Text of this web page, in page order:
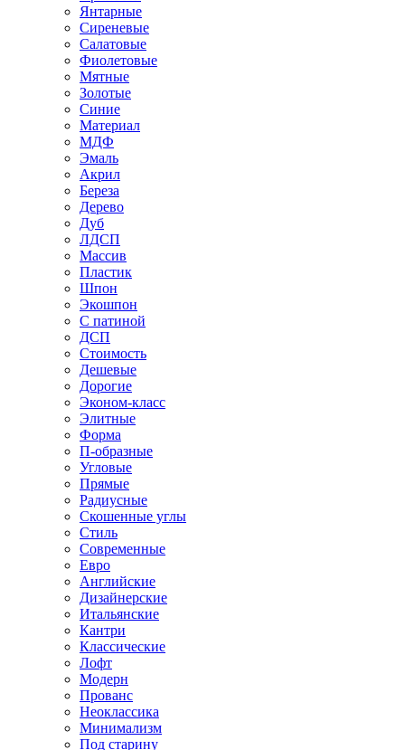
Янтарные
Сиреневые
Салатовые
Фиолетовые
Мятные
Золотые
Синие
Материал
МДФ
Эмаль
Акрил
Береза
Дерево
Дуб
ЛДСП
Массив
Пластик
Шпон
Экошпон
С патиной
ДСП
Стоимость
Дешевые
Дорогие
Эконом-класс
Элитные
Форма
П-образные
Угловые
Прямые
Радиусные
Скошенные углы
Стиль
Современные
Евро
Английские
Дизайнерские
Итальянские
Кантри
Классические
Лофт
Модерн
Прованс
Неоклассика
Минимализм
Под старину